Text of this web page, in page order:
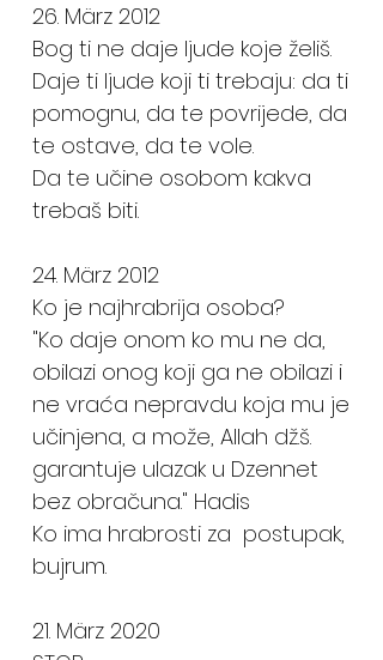
26. März 2012
Bog ti ne daje ljude koje želiš.
Daje ti ljude koji ti trebaju: da ti
pomognu, da te povrijede, da
te ostave, da te vole.
Da te učine osobom kakva
trebaš biti.
24. März 2012
Ko je najhrabrija osoba?
"Ko daje onom ko mu ne da,
obilazi onog koji ga ne obilazi i
ne vraća nepravdu koja mu je
učinjena, a može, Allah dž.š.
garantuje ulazak u Dzennet
bez obračuna." Hadis
Ko ima hrabrosti za postupak,
bujrum.
21. März 2020